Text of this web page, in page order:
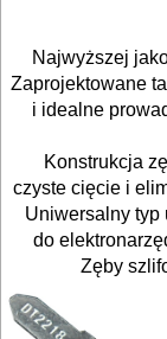
Do
kluczy
Do
Najwyższej
Zaprojektowane
i idealne
Konstrukcja
czyste cięcie i
Uniwersalny typ
do
Zęby